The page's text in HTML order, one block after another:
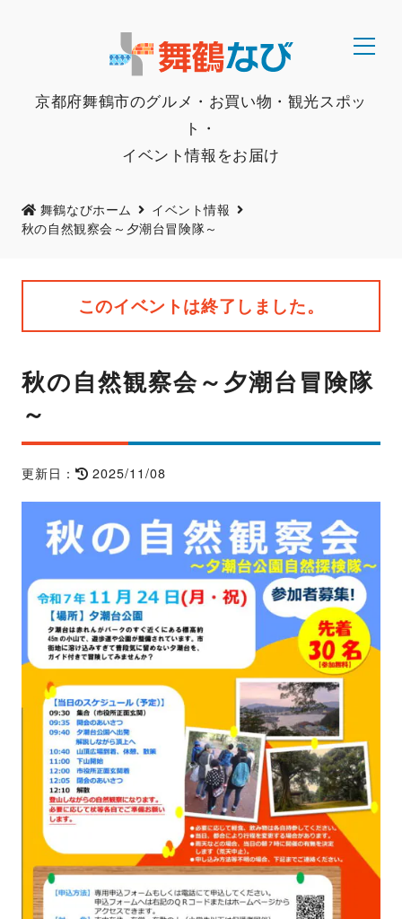
京都府舞鶴市のグルメ・お買い物・観光スポッ
ト・
イベント情報をお届け
舞鶴なびホーム
イベント情報
秋の自然観察会～夕潮台冒険隊～
このイベントは終了しました。
秋の自然観察会～夕潮台冒険隊
～
更新日： 2025/11/08